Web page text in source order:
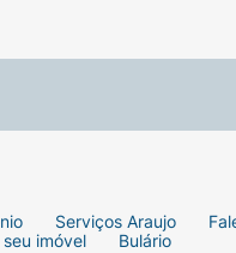
Serviços Araujo
imóvel Bulário